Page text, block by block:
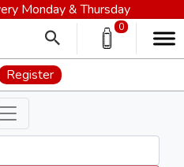
pembelanjaan minimal
Register